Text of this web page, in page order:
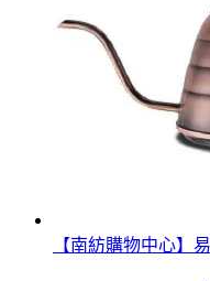
【南紡購物中心】